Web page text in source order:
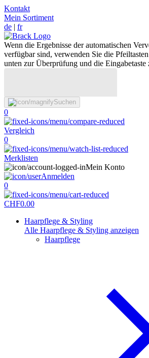
Kontakt
Mein Sortiment
de | fr
Wenn die Ergebnisse der automatischen
verfügbar sind, verwenden Sie die
unten zur Überprüfung und die Eingabetaste
Suchen
0
Vergleich
0
Merklisten
Mein Konto
Anmelden
0
CHF0.00
Haarpflege & Styling
Alle Haarpflege & Styling anzeigen
Haarpflege